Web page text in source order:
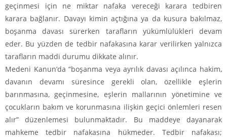
geçinmesi için ne miktar nafaka vereceği karara tedbiren
karara bağlanır. Davayı kimin açtığına ya da kusura bakılmaz,
boşanma davası sürerken tarafların yükümlülükleri devam
eder. Bu yüzden de tedbir nafakasına karar verilirken yalnızca
tarafların maddi durumu dikkate alınır.
Medeni Kanun’da “boşanma veya ayrılık davası açılınca hakim,
davanın devamı süresince gerekli olan, özellikle eşlerin
barınmasına, geçinmesine, eşlerin mallarının yönetimine ve
çocukların bakım ve korunmasına ilişkin geçici önlemleri resen
alır” düzenlemesi bulunmaktadır. Bu maddeye dayanarak
mahkeme tedbir nafakasına hükmeder. Tedbir nafakası;